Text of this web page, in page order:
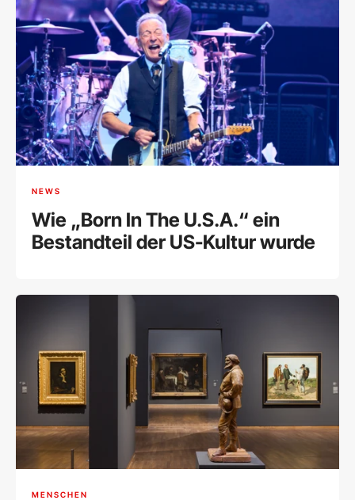
NEWS
Wie „Born In The U.S.A.“ ein
Bestandteil der US-Kultur wurde
MENSCHEN